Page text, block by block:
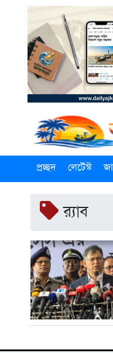
প্রচ্ছদ লেটেস্ট
র‍্যাব